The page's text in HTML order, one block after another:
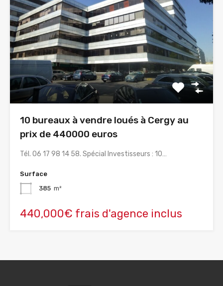
10 bureaux à vendre loués à Cergy au
prix de 440000 euros
Tél. 06 17 98 14 58. Spécial Investisseurs : 10…
Surface
385 m²
440,000€ frais d'agence inclus